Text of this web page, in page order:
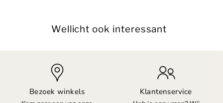
Wellicht ook interessant
Bezoek winkels Klantenservice